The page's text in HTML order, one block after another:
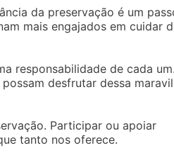
da preservação é um
mais engajados em cuidar
responsabilidade de cada
desfrutar dessa
Participar ou apoiar
tanto nos oferece.